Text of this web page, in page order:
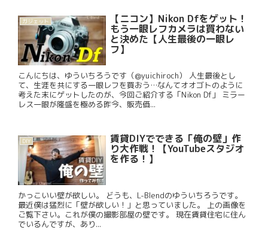
ガジェット 【ニコン】Nikon Dfをゲット！
もう一眼レフカメラは買わない
と決めた【人生最後の一眼レ
フ】
こんにちは、ゆういちろうです（@yuichiroch） 人生最後とし
て、生涯を共にする一眼レフを買おう…なんてオオゴトのように
考えた末にゲットしたのが、今回ご紹介する「Nikon Df」 ミラー
レス一眼が隆盛を極める昨今、販売価...
DIY 賃貸DIYでできる「俺の壁」作
り大作戦！【YouTubeスタジオ
を作る！】
かっこいい壁が欲しい。 どうも、L-Blendのゆういちろうです。
最近僕は猛烈に「壁が欲しい！」と思っていました。 上の画像を
ご覧下さい。これが僕の撮影部屋の壁です。 現在賃貸住宅に住ん
でいるんですが、あり...